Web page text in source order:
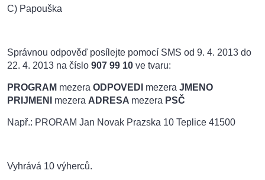
C) Papouška
Správnou odpověď posílejte pomocí SMS od 9. 4. 2013 do
22. 4. 2013 na číslo 907 99 10 ve tvaru:
PROGRAM mezera ODPOVEDI mezera JMENO
PRIJMENI mezera ADRESA mezera PSČ
Např.: PRORAM Jan Novak Prazska 10 Teplice 41500
Vyhrává 10 výherců.